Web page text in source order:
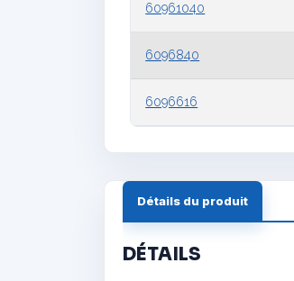
60961040
6096840
6096616
Détails du produit
DÉTAILS